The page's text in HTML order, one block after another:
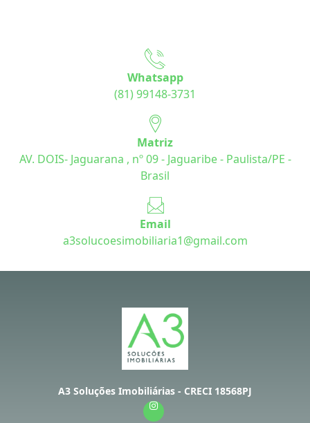
Whatsapp
(81) 99148-3731
Matriz
AV. DOIS- Jaguarana , nº 09 - Jaguaribe - Paulista/PE -
Brasil
Email
a3solucoesimobiliaria1@gmail.com
A3 Soluções Imobiliárias - CRECI 18568PJ